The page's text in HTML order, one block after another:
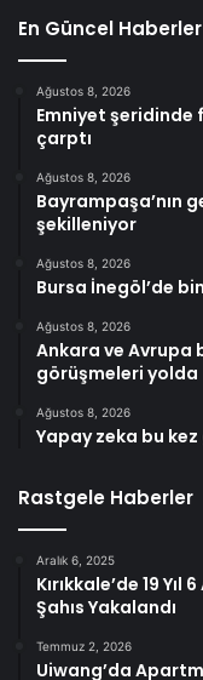
En Güncel Haberler
Ağustos 8, 2026
Emniyet şeridinde
çarptı
Ağustos 8, 2026
Bayrampaşa’nın
şekilleniyor
Ağustos 8, 2026
Bursa İnegöl’de
Ağustos 8, 2026
Ankara ve Avrupa
görüşmeleri yolda
Ağustos 8, 2026
Yapay zeka bu
Rastgele Haberler
Aralık 6, 2025
Kırıkkale’de 19
Şahıs Yakalandı
Temmuz 2, 2026
Uiwang’da